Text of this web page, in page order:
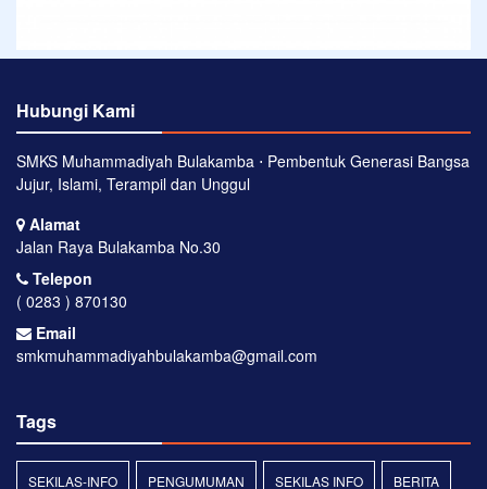
Hubungi Kami
SMKS Muhammadiyah Bulakamba ⋅ Pembentuk Generasi Bangsa
Jujur, Islami, Terampil dan Unggul
Alamat
Jalan Raya Bulakamba No.30
Telepon
( 0283 ) 870130
Email
smkmuhammadiyahbulakamba@gmail.com
Tags
SEKILAS-INFO PENGUMUMAN SEKILAS INFO BERITA